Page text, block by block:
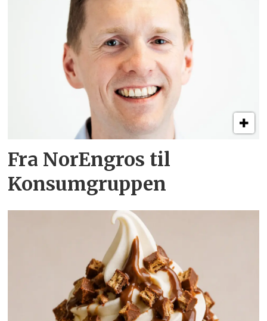
Fra NorEngros til
Konsumgruppen